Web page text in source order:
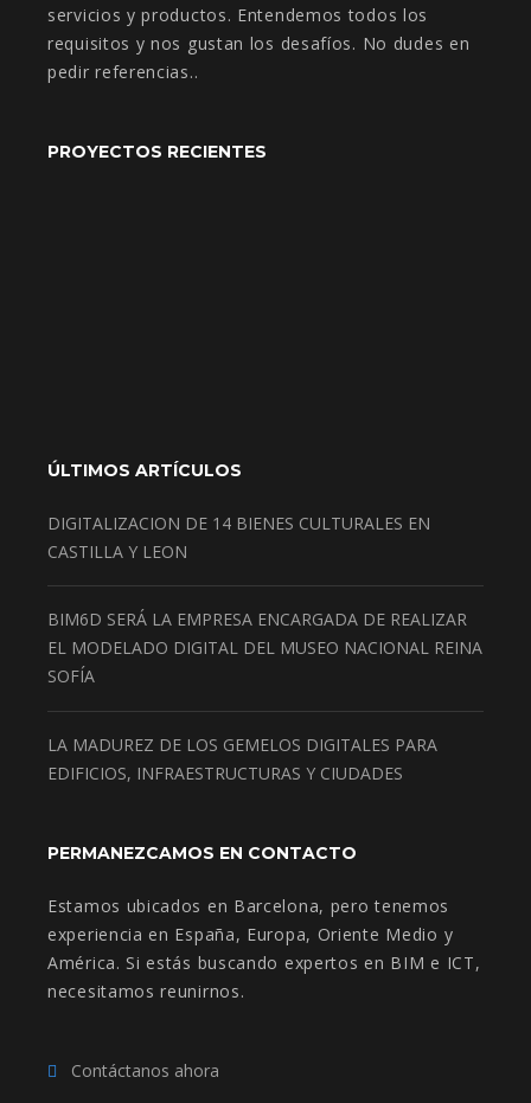
servicios y productos. Entendemos todos los
requisitos y nos gustan los desafíos. No dudes en
pedir referencias..
PROYECTOS RECIENTES
ÚLTIMOS ARTÍCULOS
DIGITALIZACION DE 14 BIENES CULTURALES EN
CASTILLA Y LEON
BIM6D SERÁ LA EMPRESA ENCARGADA DE REALIZAR
EL MODELADO DIGITAL DEL MUSEO NACIONAL REINA
SOFÍA
LA MADUREZ DE LOS GEMELOS DIGITALES PARA
EDIFICIOS, INFRAESTRUCTURAS Y CIUDADES
PERMANEZCAMOS EN CONTACTO
Estamos ubicados en Barcelona, pero tenemos
experiencia en España, Europa, Oriente Medio y
América. Si estás buscando expertos en BIM e ICT,
necesitamos reunirnos.
Contáctanos ahora